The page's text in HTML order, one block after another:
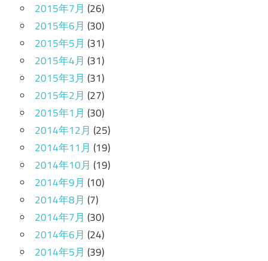
2015年7月 (26)
2015年6月 (30)
2015年5月 (31)
2015年4月 (31)
2015年3月 (31)
2015年2月 (27)
2015年1月 (30)
2014年12月 (25)
2014年11月 (19)
2014年10月 (19)
2014年9月 (10)
2014年8月 (7)
2014年7月 (30)
2014年6月 (24)
2014年5月 (39)